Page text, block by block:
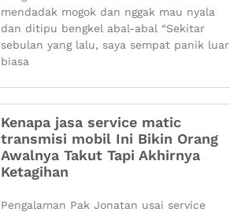
mendadak mogok dan nggak mau nyala
dan ditipu bengkel abal-abal “Sekitar
sebulan yang lalu, saya sempat panik luar
biasa
Kenapa jasa service matic
transmisi mobil Ini Bikin Orang
Awalnya Takut Tapi Akhirnya
Ketagihan
Pengalaman Pak Jonatan usai service